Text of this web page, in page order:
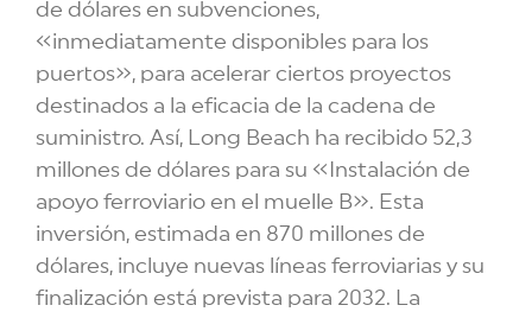
de dólares en subvenciones,
«inmediatamente disponibles para los
puertos», para acelerar ciertos proyectos
destinados a la eficacia de la cadena de
suministro. Así, Long Beach ha recibido 52,3
millones de dólares para su «Instalación de
apoyo ferroviario en el muelle B». Esta
inversión, estimada en 870 millones de
dólares, incluye nuevas líneas ferroviarias y su
finalización está prevista para 2032. La